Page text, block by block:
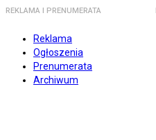
REKLAMA I PRENUMERATA
Reklama
Ogłoszenia
Prenumerata
Archiwum